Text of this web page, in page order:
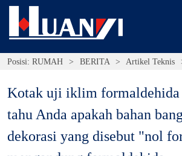
Posisi: RUMAH > BERITA > Artikel Teknis
Kotak uji iklim formaldehida
tahu Anda apakah bahan
dekorasi yang disebut "nol